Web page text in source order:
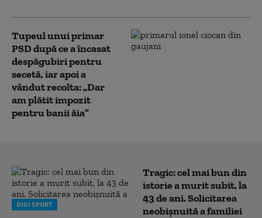
Tupeul unui primar
PSD după ce a încasat
despăgubiri pentru
secetă, iar apoi a
vândut recolta: „Dar
am plătit impozit
pentru banii ăia”
DIGI SPORT
Tragic: cel mai bun din
istorie a murit subit, la
43 de ani. Solicitarea
neobișnuită a familiei